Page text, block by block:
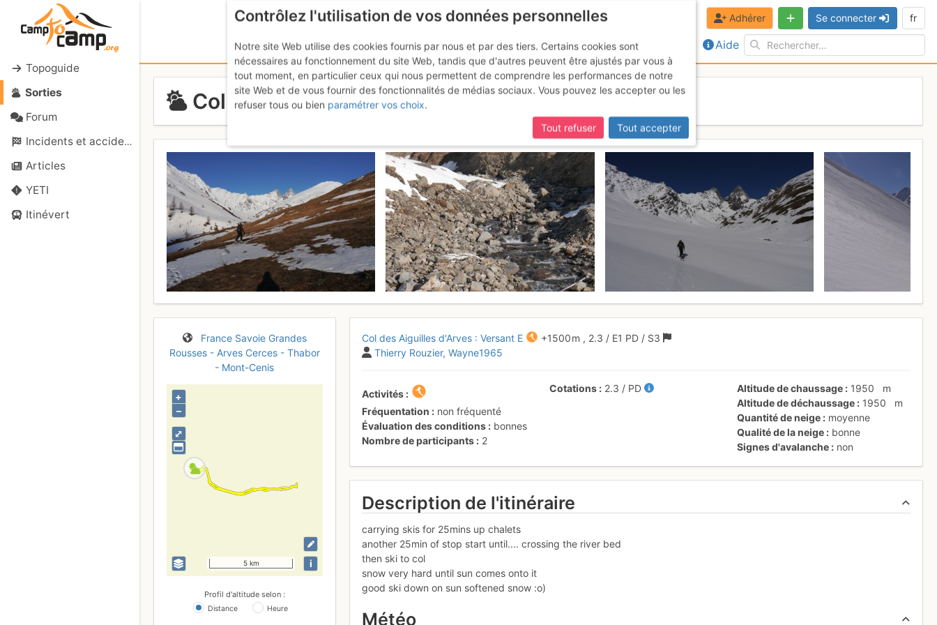
Topoguide
Sorties
Forum
Incidents et accidents
Articles
YETI
Itinévert
Aide
Adhérer Se connecter fr
Col des Aiguilles d'Arves : Versant E
France Savoie Grandes
Rousses - Arves Cerces - Thabor
- Mont-Cenis
+
–
5 km i
⤢
Profil d'altitude selon :
Distance Heure
Col des Aiguilles d'Arves : Versant E +1500 m , 2.3 / E1 PD / S3
Thierry Rouzier Wayne1965
Activités
Fréquentation
non fréquenté
Évaluation des conditions
bonnes
Nombre de participants
2
Cotations 2.3 / PD Altitude de chaussage 1950
m
Altitude de déchaussage
1950
m
Quantité de neige
moyenne
Qualité de la neige
bonne
Signes d'avalanche
non
Description de l'itinéraire
carrying skis for 25mins up chalets
another 25min of stop start until.... crossing the river bed
then ski to col
snow very hard until sun comes onto it
good ski down on sun softened snow :o)
Météo
Contrôlez l'utilisation de vos données personnelles
Notre site Web utilise des cookies fournis par nous et par des tiers. Certains cookies sont
nécessaires au fonctionnement du site Web, tandis que d'autres peuvent être ajustés par vous à
tout moment, en particulier ceux qui nous permettent de comprendre les performances de notre
site Web et de vous fournir des fonctionnalités de médias sociaux. Vous pouvez les accepter ou les
refuser tous ou bien paramétrer vos choix.
Tout refuser
Tout accepter